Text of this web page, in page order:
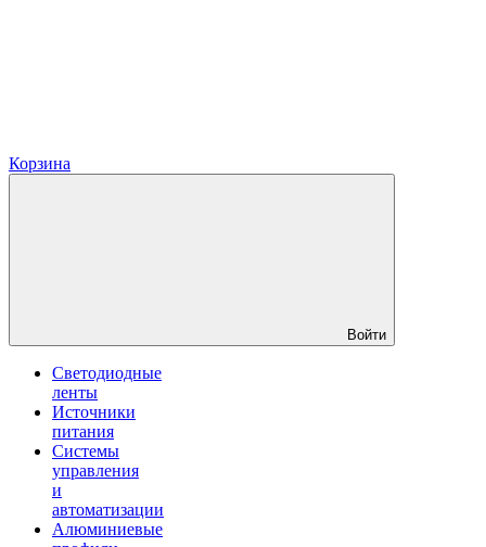
Корзина
Войти
Светодиодные
ленты
Источники
питания
Системы
управления
и
автоматизации
Алюминиевые